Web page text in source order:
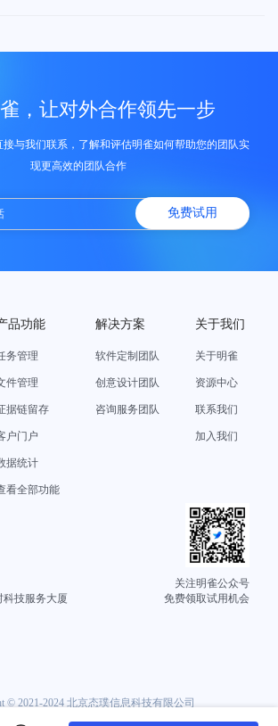
，让对外合作领先一步
与我们联系，了解和评估明雀如何帮助您的团队实
现更高效的团队合作
免费试用
品功能
务管理
件管理
据链留存
户门户
据统计
看全部功能
解决方案
软件定制团队
创意设计团队
咨询服务团队
关于我们
关于明雀
资源中心
联系我们
加入我们
技服务大厦
关注明雀公众号
免费领取试用机会
© 2021-2024 北京态璞信息科技有限公司